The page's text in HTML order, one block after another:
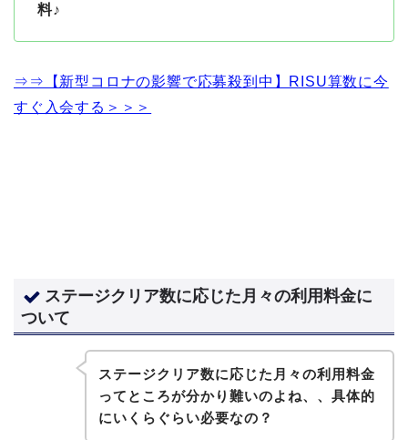
料♪
⇒⇒【新型コロナの影響で応募殺到中】RISU算数に今
すぐ入会する＞＞＞
ステージクリア数に応じた月々の利用料金に
ついて
ステージクリア数に応じた月々の利用料金
ってところが分かり難いのよね、、具体的
にいくらぐらい必要なの？